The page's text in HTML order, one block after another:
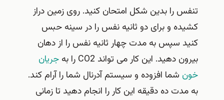
تنفس را بدین شکل امتحان کنید. روی زمین دراز
کشیده و برای دو ثانیه نفس را در سینه حبس
کنید سپس به مدت چهار ثانیه نفس را از دهان
بیرون دهید. این کار می تواند CO2 را به
جریان
خون شما افزوده و سیستم آدرنال شما را آرام کند.
به مدت ده دقیقه این کار را انجام دهید تا زمانی